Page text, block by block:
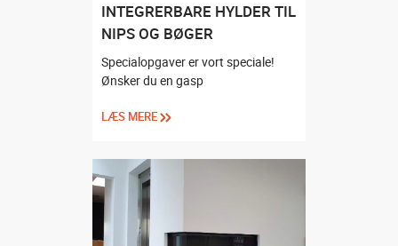
INTEGRERBARE HYLDER TIL
NIPS OG BØGER
Specialopgaver er vort speciale!
Ønsker du en gasp
LÆS MERE